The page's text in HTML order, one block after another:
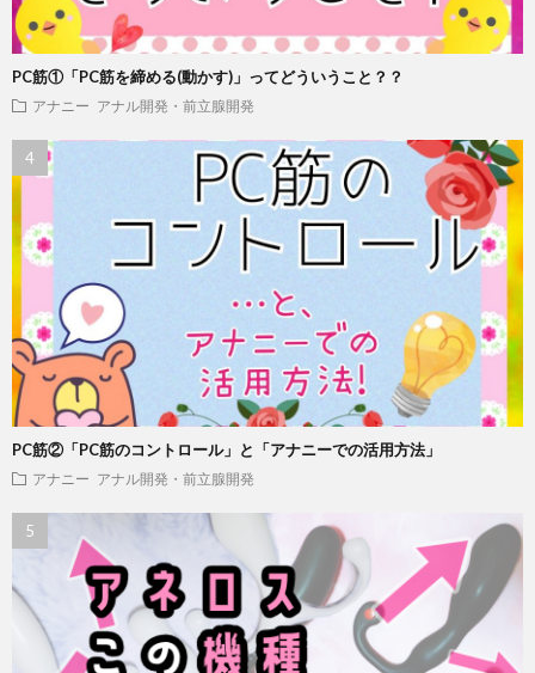
PC筋①「PC筋を締める(動かす)」ってどういうこと？？
アナニー アナル開発・前立腺開発
PC筋②「PC筋のコントロール」と「アナニーでの活用方法」
アナニー アナル開発・前立腺開発